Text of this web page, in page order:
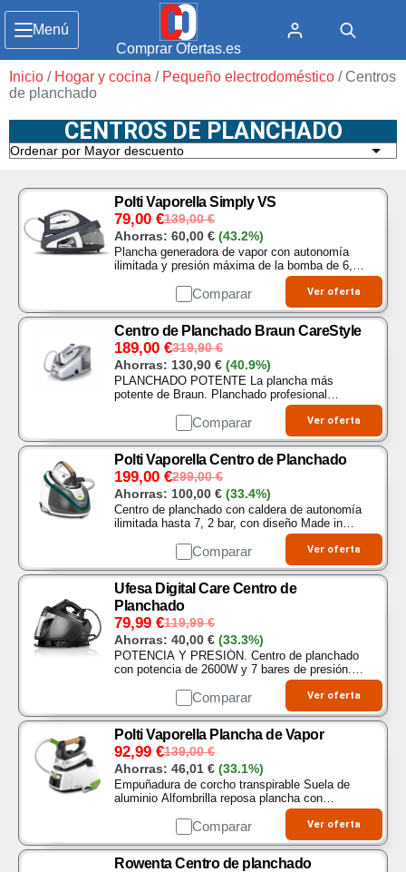
Menú
Comprar Ofertas.es
Inicio / Hogar y cocina / Pequeño electrodoméstico / Centros
de planchado
CENTROS DE PLANCHADO
Polti Vaporella Simply VS
139,00€
79,00 €
Ahorras: 60,00 € (43.2%)
Plancha generadora de vapor con autonomía
ilimitada y presión máxima de la bomba de 6, 5
BAR Función ECO para reducir el consumo de
energía en un 25 y el consumo de agua…
Comparar Ver oferta
Centro de Planchado Braun CareStyle
319,90€
189,00 €
Ahorras: 130,90 € (40.9%)
PLANCHADO POTENTE La plancha más
potente de Braun. Planchado profesional
gracias a su potencia de vapor. Con la
revolucionaria tecnología PowerSteam, ¡no hay
arruga que se le resista!…
Comparar Ver oferta
Polti Vaporella Centro de Planchado
299,00€
199,00 €
Ahorras: 100,00 € (33.4%)
Centro de planchado con caldera de autonomía
ilimitada hasta 7, 2 bar, con diseño Made in
Italy Función ECO para reducir el consumo de
energía en un 29 y el consumo de agua en el
Comparar Ver oferta
Ufesa Digital Care Centro de
Planchado
119,99€
79,99 €
Ahorras: 40,00 € (33.3%)
POTENCIA Y PRESIÓN. Centro de planchado
con potencia de 2600W y 7 bares de presión.
Listo para usar en tan solo 3 minutos SALIDA
DE VAPOR. Con dos modos ECO y MAX. En
el modo MAX…
Comparar Ver oferta
Polti Vaporella Plancha de Vapor
139,00€
92,99 €
Ahorras: 46,01 € (33.1%)
Empuñadura de corcho transpirable Suela de
aluminio Alfombrilla reposa plancha con
insertos de silicona, El tapón de Polti Vaporella
no se desenrosca si hay una mínima presión
residual en el interior de la caldera…
Comparar Ver oferta
Rowenta Centro de planchado